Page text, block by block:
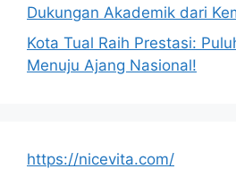
Dukungan Akademik dari
Kota Tual Raih Prestasi:
Menuju Ajang Nasional!
https://nicevita.com/